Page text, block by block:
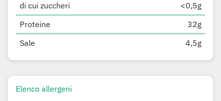
di cui zuccheri
<0,5g
Proteine
32g
Sale
4,5g
Elenco allergeni